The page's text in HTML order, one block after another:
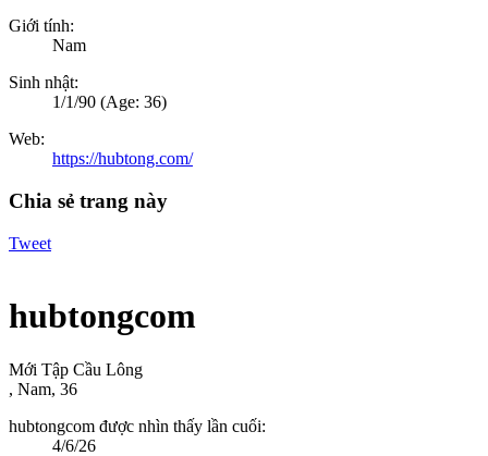
Giới tính:
Nam
Sinh nhật:
1/1/90 (Age: 36)
Web:
https://hubtong.com/
Chia sẻ trang này
Tweet
hubtongcom
Mới Tập Cầu Lông
, Nam, 36
hubtongcom được nhìn thấy lần cuối:
4/6/26